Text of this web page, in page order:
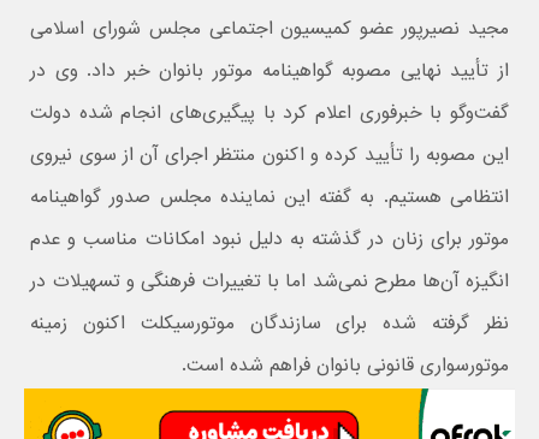
مجید نصیرپور عضو کمیسیون اجتماعی مجلس شورای اسلامی
از تأیید نهایی مصوبه گواهینامه موتور بانوان خبر داد. وی در
گفت‌وگو با خبرفوری اعلام کرد با پیگیری‌های انجام شده دولت
این مصوبه را تأیید کرده و اکنون منتظر اجرای آن از سوی نیروی
انتظامی هستیم. به گفته این نماینده مجلس صدور گواهینامه
موتور برای زنان در گذشته به دلیل نبود امکانات مناسب و عدم
انگیزه آن‌ها مطرح نمی‌شد اما با تغییرات فرهنگی و تسهیلات در
نظر گرفته شده برای سازندگان موتورسیکلت اکنون زمینه
موتورسواری قانونی بانوان فراهم شده است.